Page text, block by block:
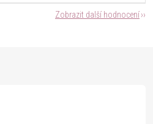
Zobrazit další hodnocení